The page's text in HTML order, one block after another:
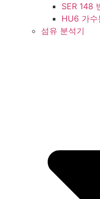
SER 148
HU6 가수
섬유 분석기